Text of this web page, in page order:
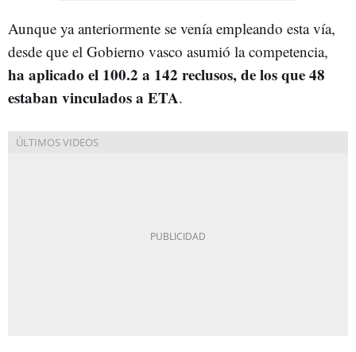
Aunque ya anteriormente se venía empleando esta vía,
desde que el Gobierno vasco asumió la competencia,
ha aplicado el 100.2 a 142 reclusos, de los que 48
estaban vinculados a ETA.